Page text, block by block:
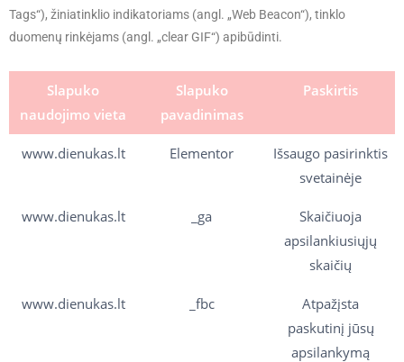
Tags“), žiniatinklio indikatoriams (angl. „Web Beacon“), tinklo
duomenų rinkėjams (angl. „clear GIF“) apibūdinti.
Slapuko
naudojimo vieta
Slapuko
pavadinimas
Paskirtis
www.dienukas.lt Elementor
Išsaugo pasirinktis
svetainėje
www.dienukas.lt _ga
Skaičiuoja
apsilankiusiųjų
skaičių
www.dienukas.lt _fbc
Atpažįsta
paskutinį jūsų
apsilankymą